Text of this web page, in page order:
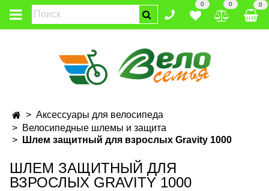
0 0 0
Аксессуары для велосипеда
Велосипедные шлемы и защита
Шлем защитный для взрослых Gravity 1000
ШЛЕМ ЗАЩИТНЫЙ ДЛЯ
ВЗРОСЛЫХ GRAVITY 1000